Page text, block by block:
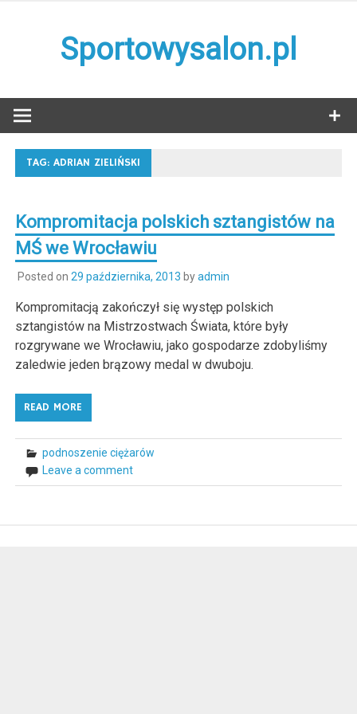
Sportowysalon.pl
TAG:ADRIAN ZIELIŃSKI
Kompromitacja polskich sztangistów na
MŚ we Wrocławiu
Posted on 29 października, 2013 byadmin
Kompromitacją zakończył się występ polskich
sztangistów na Mistrzostwach Świata, które były
rozgrywane we Wrocławiu, jako gospodarze zdobyliśmy
zaledwie jeden brązowy medal w dwuboju.
READ MORE
podnoszenie ciężarów
Leave a comment